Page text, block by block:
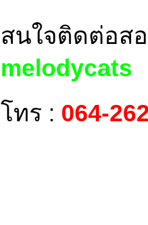
สนใจติดต่อส
melodycats
โทร : 064-